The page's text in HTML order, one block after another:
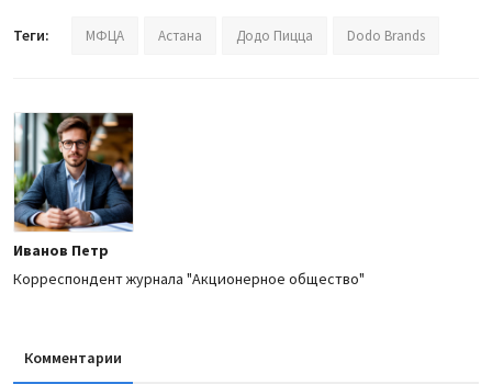
Теги: МФЦА Астана Додо Пицца Dodo Brands
Иванов Петр
Корреспондент журнала "Акционерное общество"
Комментарии